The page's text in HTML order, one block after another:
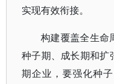
实现有效衔接。
构建覆盖全生命
种子期、成长期和扩
期企业，要强化种